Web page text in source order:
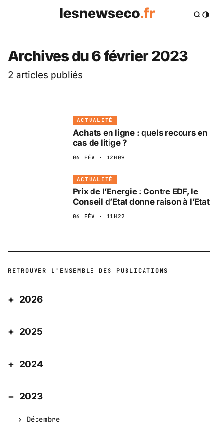
Les News Eco .fr —
Archives du 6 février 2023
2 articles publiés
ACTUALITÉ
Achats en ligne : quels recours en
cas de litige ?
06 FÉV · 12H09
ACTUALITÉ
Prix de l’Energie : Contre EDF, le
Conseil d’Etat donne raison à l’Etat
06 FÉV · 11H22
RETROUVER L'ENSEMBLE DES PUBLICATIONS
2026
2025
2024
2023
Décembre